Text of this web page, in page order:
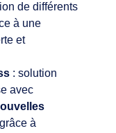
de différents
à une
et
: solution
avec
à